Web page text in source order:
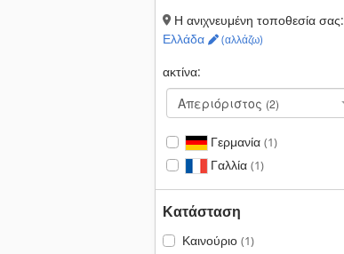
Η ανιχνευμένη τοποθεσία σας:
Ελλάδα
(αλλάζω)
ακτίνα:
Απεριόριστος (2)
Γερμανία (1)
Γαλλία (1)
Κατάσταση
Καινούριο (1)